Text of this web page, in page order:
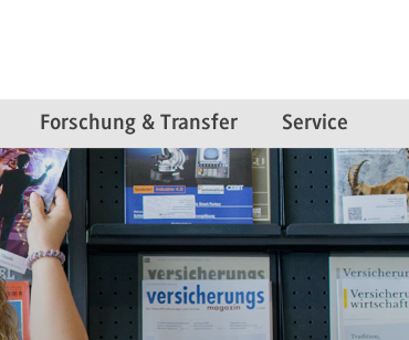
Forschung & Transfer Service